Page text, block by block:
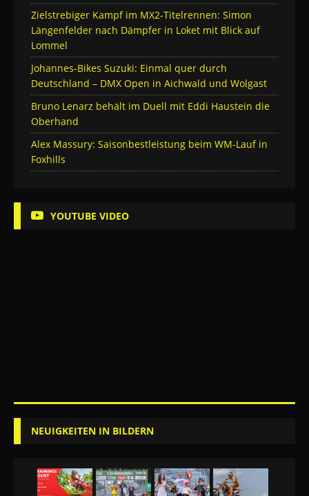
Zielstrebiger Kampf im MX2-Titelrennen: Simon
Längenfelder nach Dämpfer in Loket mit Blick auf
Lommel
Johannes-Bikes Suzuki: Einmal quer durch
Deutschland – DMX Open in Aichwald und Wolgast
Bruno Lenarz behält im Duell mit Eddi Haustein die
Oberhand
Alex Massury: Saisonbestleistung beim WM-Lauf in
Foxhills
YOUTUBE VIDEO
NEUIGKEITEN IN BILDERN